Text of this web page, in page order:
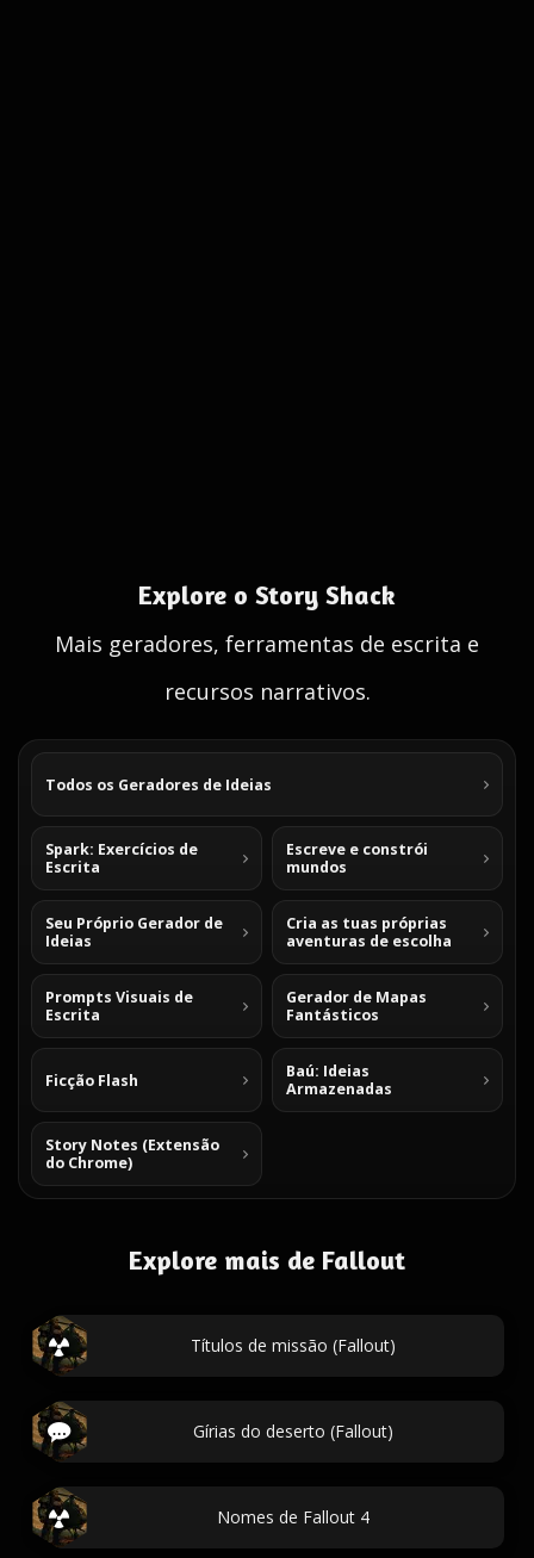
Explore o Story Shack
Mais geradores, ferramentas de escrita e
recursos narrativos.
Todos os Geradores de Ideias
Spark: Exercícios de
Escrita
Escreve e constrói
mundos
Seu Próprio Gerador de
Ideias
Cria as tuas próprias
aventuras de escolha
Prompts Visuais de
Escrita
Gerador de Mapas
Fantásticos
Ficção Flash
Baú: Ideias
Armazenadas
Story Notes (Extensão
do Chrome)
Explore mais de Fallout
Títulos de missão (Fallout)
Gírias do deserto (Fallout)
Nomes de Fallout 4